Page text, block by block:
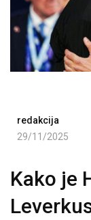
redakcija
29/11/2025
Kako je